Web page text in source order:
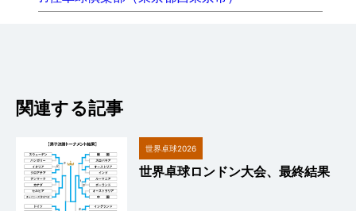
関連する記事
世界卓球2026
世界卓球ロンドン大会、最終結果